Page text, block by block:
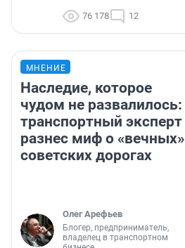
76 178 12
МНЕНИЕ
Наследие, которое
чудом не развалилось:
транспортный эксперт
разнес миф о «вечных»
советских дорогах
Олег Арефьев
Блогер, предприниматель,
владелец в транспортном